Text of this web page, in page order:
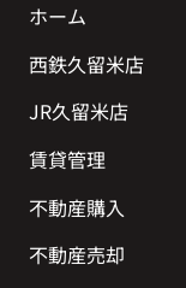
ホーム
西鉄久留米店
JR久留米店
賃貸管理
不動産購入
不動産売却